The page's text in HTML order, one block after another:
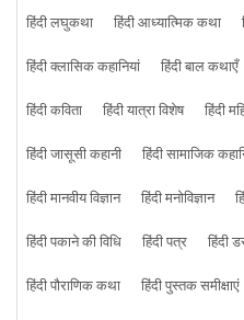
हिंदी लघुकथा हिंदी आध्यात्मिक कथा
हिंदी क्लासिक कहानियां
हिंदी बाल कथाएँ
हिंदी कविता
हिंदी यात्रा विशेष हिंदी
हिंदी जासूसी कहानी
हिंदी सामाजिक
हिंदी मानवीय विज्ञान
हिंदी मनोविज्ञान
हिंदी पकाने की विधि
हिंदी पत्र हिंदी
हिंदी पौराणिक कथा
हिंदी पुस्तक समीक्षाएं